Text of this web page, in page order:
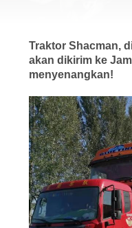
KEBIJAKAN
PRIVASI
Traktor Shacman,
akan dikirim ke
menyenangkan!